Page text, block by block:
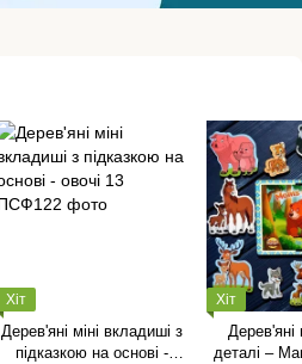
Хіт
Дерев'яні міні вкладиші з
підказкою на основі -
Хіт
Дерев'яні
деталі –